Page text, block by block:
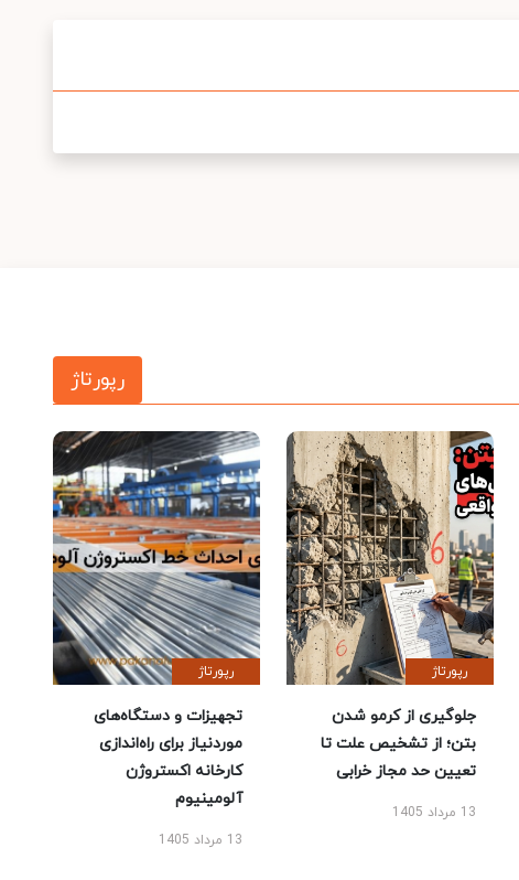
رپورتاژ
رپورتاژ
جلوگیری از کرمو شدن
بتن؛ از تشخیص علت تا
تعیین حد مجاز خرابی
13 مرداد 1405
رپورتاژ
تجهیزات و دستگاه‌های
موردنیاز برای راه‌اندازی
کارخانه اکستروژن
آلومینیوم
13 مرداد 1405